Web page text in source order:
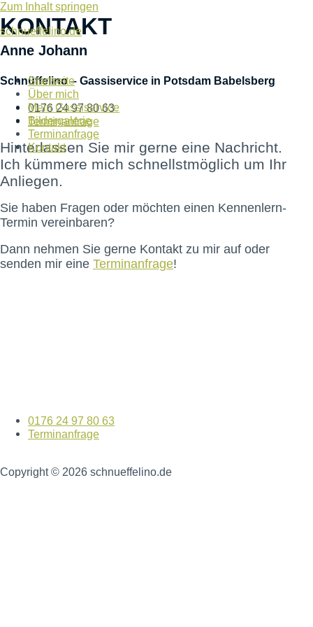
Zum Inhalt springen
schnueffelino.de
Startseite
Über mich
Mein Gassiservice
Bildergalerie
Terminanfrage
Kontakt
KONTAKT
Anne Johann
Schnüffelino – Gassiservice in Potsdam Babelsberg
0176 24 97 80 63
Terminanfrage
Hinterlassen Sie mir gerne eine Nachricht.
Ich kümmere mich schnellstmöglich um Ihr
Anliegen.
Sie haben Fragen oder möchten einen Kennenlern-
Termin vereinbaren?
Dann nehmen Sie gerne Kontakt zu mir auf oder
senden mir eine Terminanfrage!
0176 24 97 80 63
Terminanfrage
Copyright © 2026 schnueffelino.de